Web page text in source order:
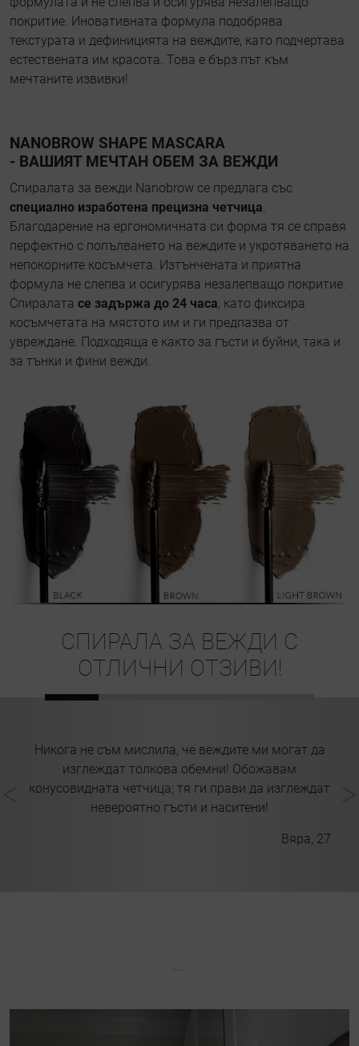
покритие. Иновативната формула подобрява
текстурата и дефиницията на веждите, като подчертава
естествената им красота. Това е бърз път към
мечтаните извивки!
NANOBROW SHAPE MASCARA
- ВАШИЯТ МЕЧТАН ОБЕМ ЗА ВЕЖДИ
Спиралата за вежди Nanobrow се предлага със
специално изработена прецизна четчица.
Благодарение на ергономичната си форма тя се справя
перфектно с попълването на веждите и укротяването на
непокорните косъмчета. Изтънчената и приятна
формула не слепва и осигурява незалепващо покритие.
Спиралата се задържа до 24 часа, като фиксира
косъмчетата на мястото им и ги предпазва от
увреждане. Подходяща е както за гъсти и буйни, така и
за тънки и фини вежди.
СПИРАЛА ЗА ВЕЖДИ С
ОТЛИЧНИ ОТЗИВИ!
Никога не съм мислила, че веждите ми могат да
изглеждат толкова обемни! Обожавам
конусовидната четчица; тя ги прави да изглеждат
невероятно гъсти и наситени!
Вяра, 27